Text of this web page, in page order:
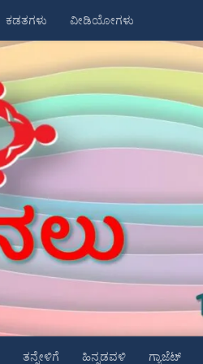
ಕಡತಗಳು ವೀಡಿಯೋಗಳು
ತನ್ನೇಳಿಗೆ ಹಿನ್ನಡವಳಿ ಗ್ಯಾಜೆಟ್